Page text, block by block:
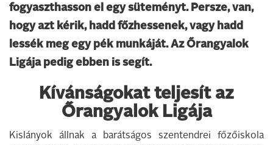
fogyaszthasson el egy süteményt. Persze, van,
hogy azt kérik, hadd főzhessenek, vagy hadd
lessék meg egy pék munkáját. Az Őrangyalok
Ligája pedig ebben is segít.
Kívánságokat teljesít az
Őrangyalok Ligája
Kislányok állnak a barátságos szentendrei főzőiskola